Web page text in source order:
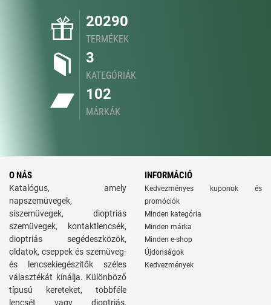
20290
TERMÉKEK
3
KATEGÓRIÁK
102
MÁRKÁK
O NÁS
Katalógus, amely
napszemüvegek,
síszemüvegek, dioptriás
szemüvegek, kontaktlencsék,
dioptriás segédeszközök,
oldatok, cseppek és szemüveg-
és lencsekiegészítők széles
választékát kínálja. Különböző
típusú kereteket, többféle
lencsét vagy dioptriás,
INFORMÁCIÓ
Kedvezményes kuponok és
promóciók
Minden kategória
Minden márka
Minden e-shop
Újdonságok
Kedvezmények